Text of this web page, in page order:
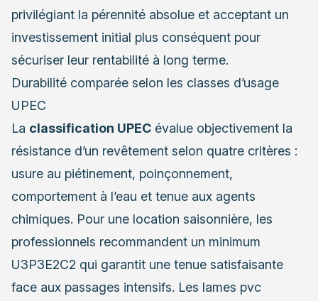
privilégiant la pérennité absolue et acceptant un
investissement initial plus conséquent pour
sécuriser leur rentabilité à long terme.
Durabilité comparée selon les classes d’usage
UPEC
La classification UPEC évalue objectivement la
résistance d’un revêtement selon quatre critères :
usure au piétinement, poinçonnement,
comportement à l’eau et tenue aux agents
chimiques. Pour une location saisonnière, les
professionnels recommandent un minimum
U3P3E2C2 qui garantit une tenue satisfaisante
face aux passages intensifs. Les lames pvc